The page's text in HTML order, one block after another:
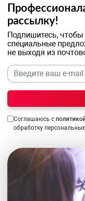
рассылку!
Подпишитесь, чтобы
специальные
не выходя из
Соглашаюсь с
обработку